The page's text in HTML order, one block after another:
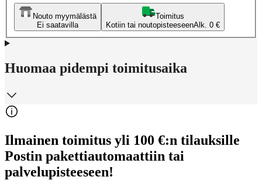
Nouto myymälästä
Ei saatavilla
Toimitus
Kotiin tai noutopisteeseenAlk. 0 €
Huomaa pidempi toimitusaika
Ilmainen toimitus yli 100 €:n tilauksille
Postin pakettiautomaattiin tai
palvelupisteeseen!